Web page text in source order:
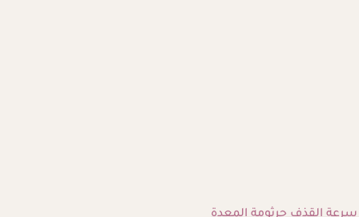
سرعة القذفجرثومة المعدة